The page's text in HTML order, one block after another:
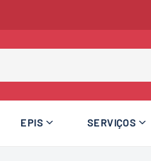
EPIS SERVIÇOS